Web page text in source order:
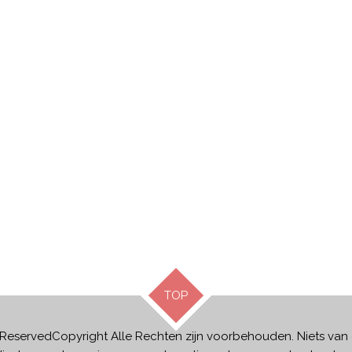
TOP
Alle Rechten zijn voorbehouden. Niets